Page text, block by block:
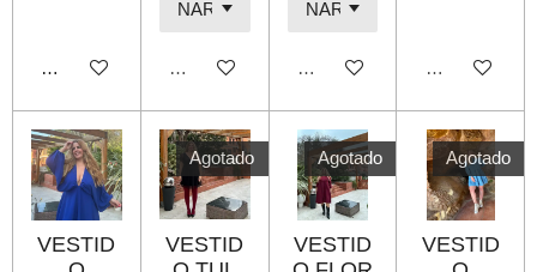
Añadir al carrito Agotado Agotado Agotado
VESTID
Agotado
VESTID
Agotado
VESTID
Agotado
VESTID